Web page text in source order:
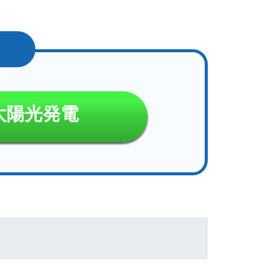
陽光発電